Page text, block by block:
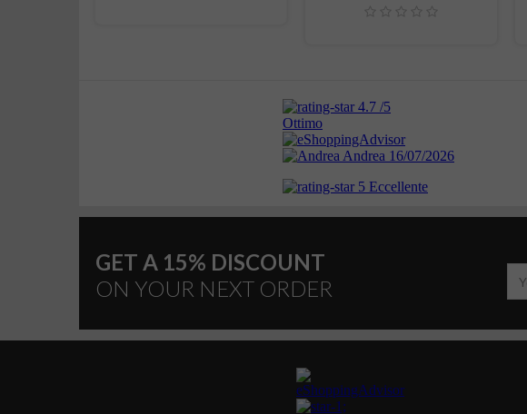
GET A 15% DISCOUNT
ON YOUR NEXT ORDER